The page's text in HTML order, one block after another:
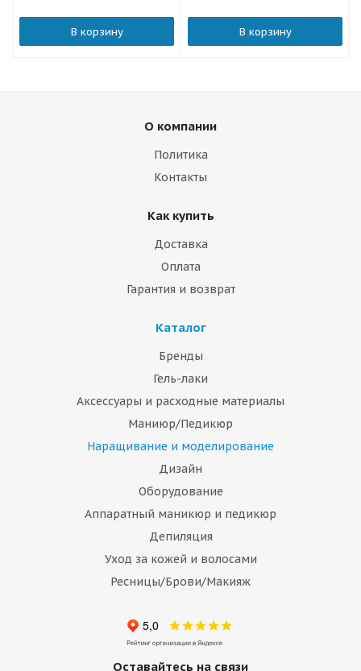
В корзину В корзину
О компании
Политика
Контакты
Как купить
Доставка
Оплата
Гарантия и возврат
Каталог
Бренды
Гель-лаки
Аксессуары и расходные материалы
Маниюр/Педикюр
Наращивание и моделирование
Дизайн
Оборудование
Аппаратный маникюр и педикюр
Депиляция
Уход за кожей и волосами
Ресницы/Брови/Макияж
Оставайтесь на связи